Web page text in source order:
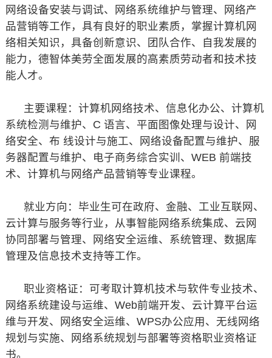
网络设备安装与调试、网络系统维护与管理、网络产
品营销等工作，具有良好的职业素质，掌握计算机网
络相关知识，具备创新意识、团队合作、自我发展的
能力，德智体美劳全面发展的高素质劳动者和技术技
能人才。
主要课程：计算机网络技术、信息化办公、计算机
系统检测与维护、C 语言、平面图像处理与设计、网
络安全、布 线设计与施工、网络设备配置与维护、服
务器配置与维护、电子商务综合实训、WEB 前端技
术、计算机与网络产品营销等专业课程。
就业方向：毕业生可在政府、金融、工业互联网、
云计算与服务等行业，从事智能网络系统集成、云网
协同部署与管理、网络安全运维、系统管理、数据库
管理及信息技术支持等工作。
职业资格证：可考取计算机技术与软件专业技术、
网络系统建设与运维、Web前端开发、云计算平台运
维与开发、网络安全运维、WPS办公应用、无线网络
规划与实施、网络系统规划与部署等资格职业资格证
书。